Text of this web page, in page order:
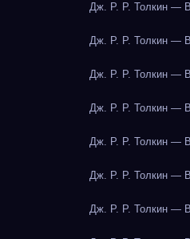
Дж. Р. Р. Толкин —
Дж. Р. Р. Толкин —
Дж. Р. Р. Толкин —
Дж. Р. Р. Толкин —
Дж. Р. Р. Толкин —
Дж. Р. Р. Толкин —
Дж. Р. Р. Толкин —